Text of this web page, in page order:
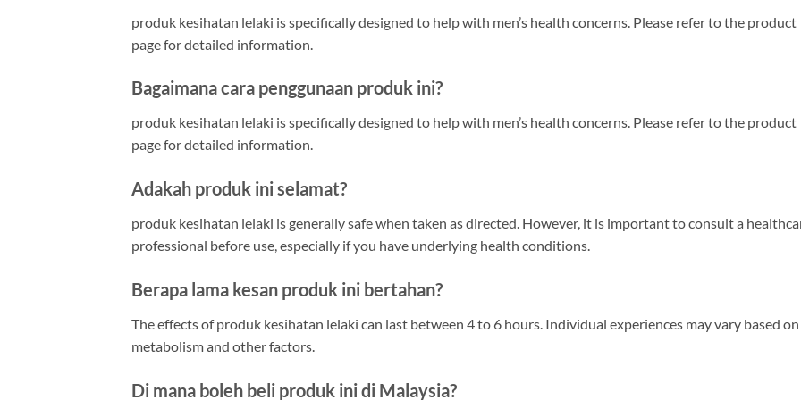
produk kesihatan lelaki is specifically designed to help with men’s health concerns. Please refer to the product
page for detailed information.
Bagaimana cara penggunaan produk ini?
produk kesihatan lelaki is specifically designed to help with men’s health concerns. Please refer to the product
page for detailed information.
Adakah produk ini selamat?
produk kesihatan lelaki is generally safe when taken as directed. However, it is important to consult a
professional before use, especially if you have underlying health conditions.
Berapa lama kesan produk ini bertahan?
The effects of produk kesihatan lelaki can last between 4 to 6 hours. Individual experiences may vary based on
metabolism and other factors.
Di mana boleh beli produk ini di Malaysia?